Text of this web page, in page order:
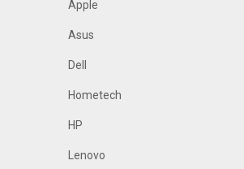
Apple
Asus
Dell
Hometech
HP
Lenovo